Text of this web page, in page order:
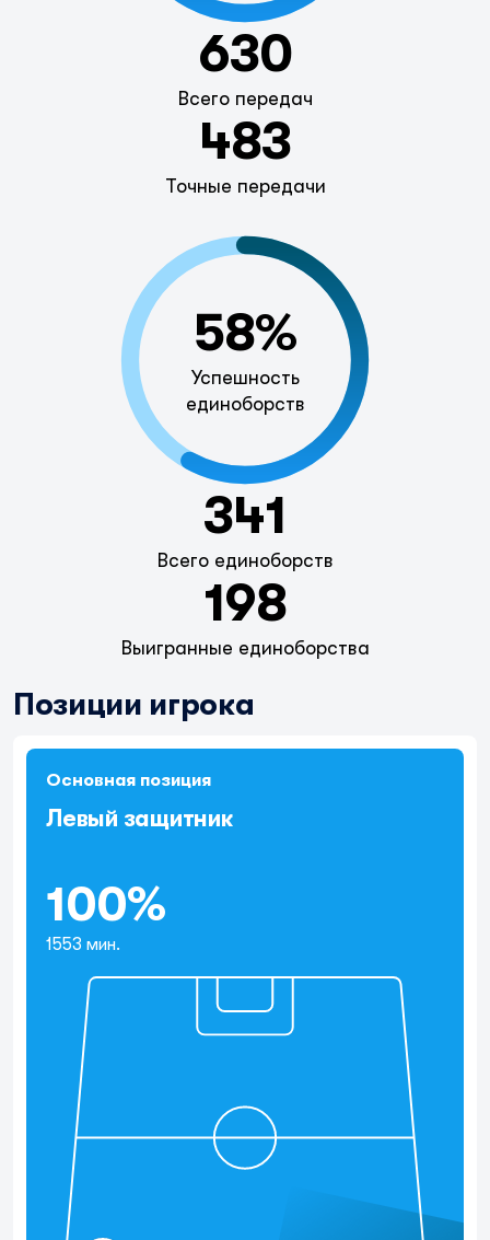
630
Всего передач
483
Точные передачи
58%
Успешность
единоборств
341
Всего единоборств
198
Выигранные единоборства
Позиции игрока
Основная позиция
Левый защитник
100%
1553 мин.